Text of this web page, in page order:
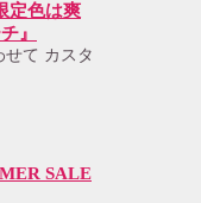
定色は爽
』
せて カスタ
SALE